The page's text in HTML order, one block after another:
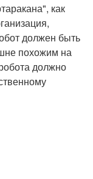
как
должен быть
похожим на
должно